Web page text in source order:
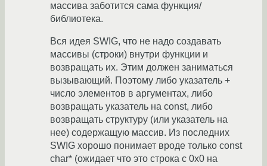
массива заботится сама функция/
библиотека.
Вся идея SWIG, что не надо создавать
массивы (строки) внутри функции и
возвращать их. Этим должен заниматься
вызывающий. Поэтому либо указатель +
число элементов в аргументах, либо
возвращать указатель на const, либо
возвращать структуру (или указатель на
нее) содержащую массив. Из последних
SWIG хорошо понимает вроде только const
char* (ожидает что это строка с 0x0 на